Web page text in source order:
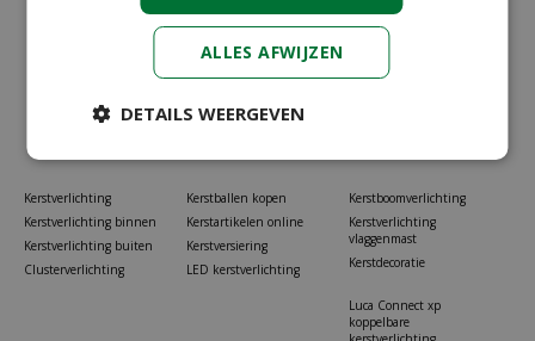
Kerstverlichting
Kerstverlichting binnen
Kerstverlichting buiten
Clusterverlichting
Kerstballen kopen
Kerstartikelen online
Kerstversiering
LED kerstverlichting
Kerstboomverlichting
Kerstverlichting
vlaggenmast
Kerstdecoratie
Luca Connect xp
koppelbare
ALLES AFWIJZEN
DETAILS WEERGEVEN